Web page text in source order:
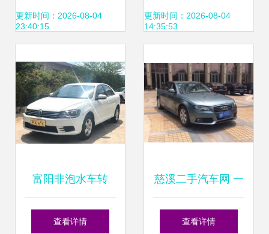
更新时间：2026-08-04
23:40:15
全攻略
更新时间：2026-08-04
14:35:53
富阳非泡水车转
让，安心过户一步
查看详情
慈溪二手汽车网 一
站式解决高价收
查看详情